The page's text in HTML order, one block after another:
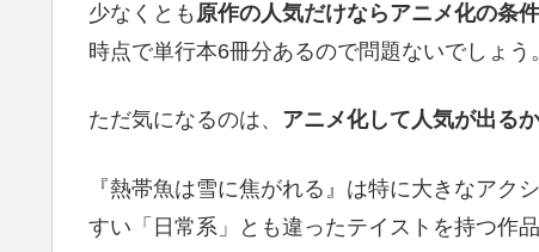
少なくとも 原作の人気だけならアニメ化の条
時点で単行本6冊分あるので問題ないでしょう。
ただ気になるのは、 アニメ化して人気が出る
『熱帯魚は雪に焦がれる』は特に大きなアク
すい「日常系」とも違ったテイストを持つ作品